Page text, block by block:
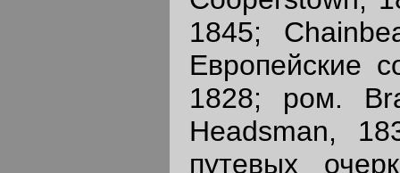
1845;
Европейские
1828; ром.
Headsman,
путевых